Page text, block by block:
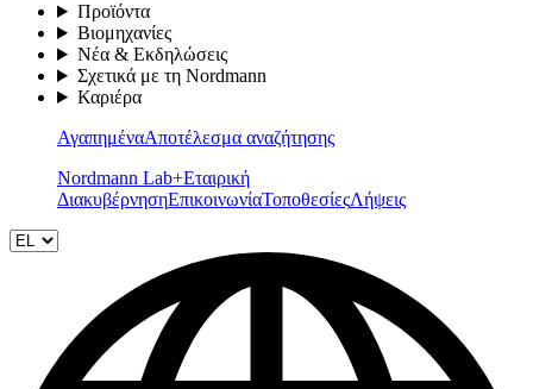
Προϊόντα
Βιομηχανίες
Νέα & Εκδηλώσεις
Σχετικά με τη Nordmann
Καριέρα
ΑγαπημέναΑποτέλεσμα αναζήτησης
Nordmann Lab+Εταιρική
ΔιακυβέρνησηΕπικοινωνίαΤοποθεσίεςΛήψεις